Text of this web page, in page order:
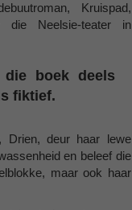
Kruispad,
die Neelsie-teater in
die boek deels
fiktief.
Drien, deur haar lewe
en beleef die
maar ook haar